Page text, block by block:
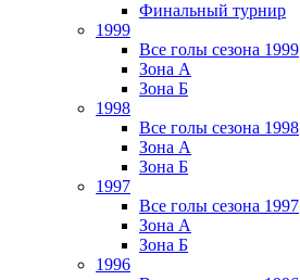
Финальный турнир
1999
Все голы сезона 1999
Зона А
Зона Б
1998
Все голы сезона 1998
Зона А
Зона Б
1997
Все голы сезона 1997
Зона А
Зона Б
1996